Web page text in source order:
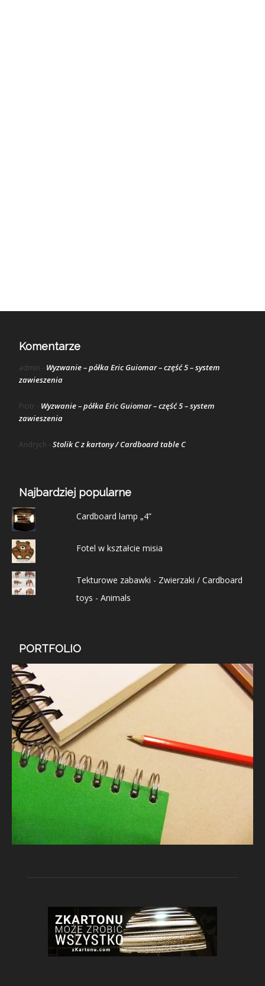
Komentarze
admin - Wyzwanie – półka Eric Guiomar – część 5 – system
zawieszenia
Piotr - Wyzwanie – półka Eric Guiomar – część 5 – system
zawieszenia
Andrych - Stolik C z kartony / Cardboard table C
Najbardziej popularne
Cardboard lamp „4”
Fotel w kształcie misia
Tekturowe zabawki - Zwierzaki / Cardboard
toys - Animals
PORTFOLIO